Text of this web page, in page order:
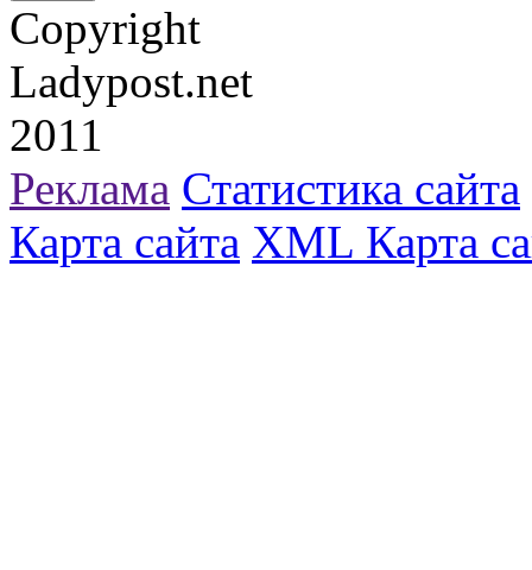
Copyright
Ladypost.net
2011
Реклама Статистика сайта
Карта сайта XML Карта